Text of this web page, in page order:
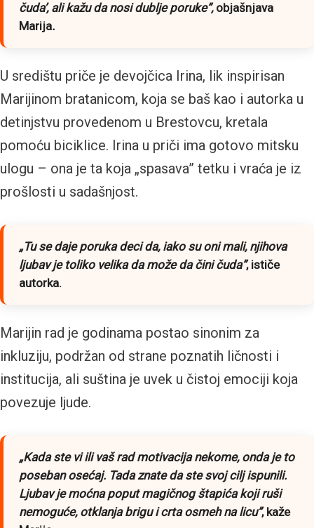
čuda’, ali kažu da nosi dublje poruke”, objašnjava
Marija.
U središtu priče je devojčica Irina, lik inspirisan
Marijinom bratanicom, koja se baš kao i autorka u
detinjstvu provedenom u Brestovcu, kretala
pomoću biciklice. Irina u priči ima gotovo mitsku
ulogu – ona je ta koja „spasava” tetku i vraća je iz
prošlosti u sadašnjost.
„Tu se daje poruka deci da, iako su oni mali, njihova
ljubav je toliko velika da može da čini čuda”, ističe
autorka.
Marijin rad je godinama postao sinonim za
inkluziju, podržan od strane poznatih ličnosti i
institucija, ali suština je uvek u čistoj emociji koja
povezuje ljude.
„Kada ste vi ili vaš rad motivacija nekome, onda je to
poseban osećaj. Tada znate da ste svoj cilj ispunili.
Ljubav je moćna poput magičnog štapića koji ruši
nemoguće, otklanja brigu i crta osmeh na licu”, kaže